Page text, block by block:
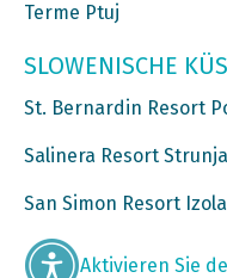
Terme Ptuj
SLOWENISCHE
St. Bernardin Resort
Salinera Resort
San Simon Resort Izola
Aktivieren Sie